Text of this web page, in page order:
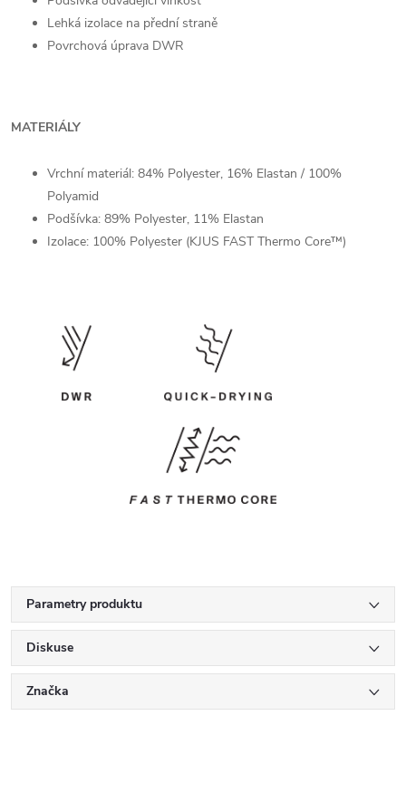
Lehká izolace na přední straně
Povrchová úprava DWR
MATERIÁLY
Vrchní materiál: 84% Polyester, 16% Elastan / 100%
Polyamid
Podšívka: 89% Polyester, 11% Elastan
Izolace: 100% Polyester (KJUS FAST Thermo Core™)
Parametry produktu
Diskuse
Značka